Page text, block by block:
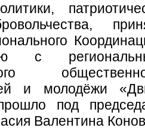
с
общественно-
и молодёжи
под
Валентина